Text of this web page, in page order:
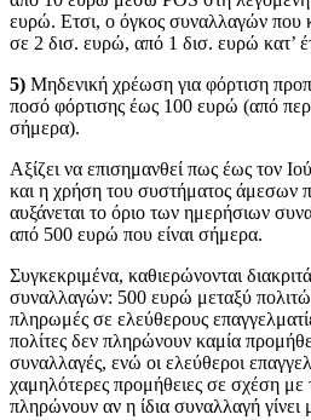
ευρώ. Ετσι, ο όγκος συναλλαγών που
σε 2 δισ. ευρώ, από 1 δισ. ευρώ κατ’
5) Μηδενική χρέωση για φόρτιση
ποσό φόρτισης έως 100 ευρώ (από
σήμερα).
Αξίζει να επισημανθεί πως έως τον
και η χρήση του συστήματος
αυξάνεται το όριο των ημερήσιων
από 500 ευρώ που είναι σήμερα.
Συγκεκριμένα, καθιερώνονται
συναλλαγών: 500 ευρώ μεταξύ
πληρωμές σε ελεύθερους
πολίτες δεν πληρώνουν καμία
συναλλαγές, ενώ οι ελεύθεροι
χαμηλότερες προμήθειες σε σχέση με
πληρώνουν αν η ίδια συναλλαγή